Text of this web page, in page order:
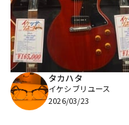
タカハタ
イケシブリユース
2026/03/23